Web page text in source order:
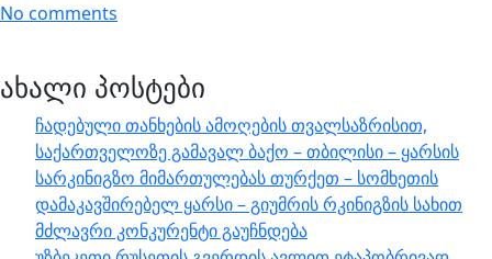
No comments
ახალი პოსტები
ჩადებული თანხების ამოღების თვალსაზრისით,
საქართველოზე გამავალ ბაქო – თბილისი – ყარსის
სარკინიგზო მიმართულებას თურქეთ – სომხეთის
დამაკავშირებელ ყარსი – გიუმრის რკინიგზის სახით
მძლავრი კონკურენტი გაუჩნდება